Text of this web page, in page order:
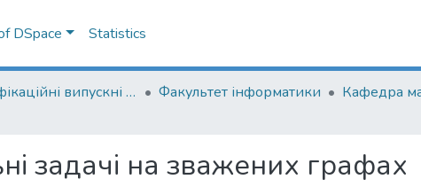
DSpace Statistics
Кваліфікаційні випускні роботи здобувачів вищої освіти бакалаврських програм Факультет інформатики Кафедра
задачi на зважених графах